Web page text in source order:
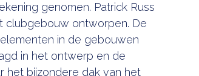
genomen. Patrick Russ
clubgebouw ontworpen. De
in de gebouwen
in het ontwerp en de
het bijzondere dak van het